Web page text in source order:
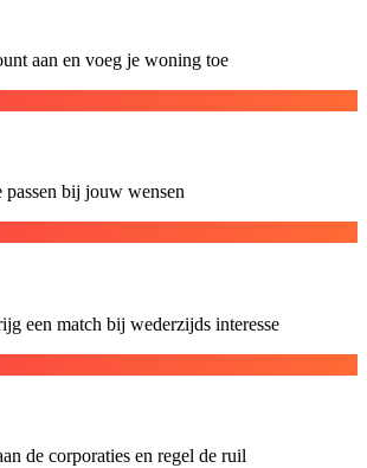
aan en voeg je woning toe
bij jouw wensen
een match bij wederzijds interesse
de corporaties en regel de ruil